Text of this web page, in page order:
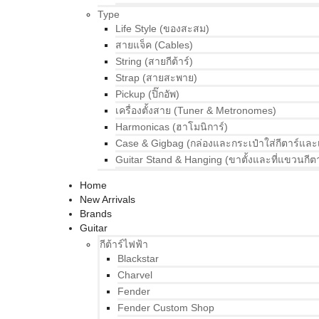
Type
Life Style (ของสะสม)
สายแจ็ค (Cables)
String (สายกีต้าร์)
Strap (สายสะพาย)
Pickup (ปิ๊กอัพ)
เครื่องตั้งสาย (Tuner & Metronomes)
Harmonicas (ฮาโมนิการ์)
Case & Gigbag (กล่องและกระเป๋าใส่กีตาร์และ
Guitar Stand & Hanging (ขาตั้งและที่แขวนกีต
Home
New Arrivals
Brands
Guitar
กีต้าร์ไฟฟ้า
Blackstar
Charvel
Fender
Fender Custom Shop